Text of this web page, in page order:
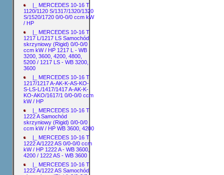
|_ MERCEDES 10-16 T
1120/1120 S/1317/1320/1320
S/1520/1720 0/0-0/0 ccm kW
/ HP
|_ MERCEDES 10-16 T
1217 L/1217 LS Samochód
skrzyniowy (Rigid) 0/0-0/0
ccm kW / HP 1217 L - WB
3200, 3600, 4200, 4800,
5200 / 1217 LS - WB 3200,
3600
|_ MERCEDES 10-16 T
1217/1217 A-AK-K-AS-KO-
S-LS-L/1417/1417 A-AK-K-
KO-AKO/1617/1 0/0-0/0 ccm
kW / HP
|_ MERCEDES 10-16 T
1222 A Samochód
skrzyniowy (Rigid) 0/0-0/0
ccm kW / HP WB 3600, 4200
|_ MERCEDES 10-16 T
1222 A/1222 AS 0/0-0/0 ccm
kW / HP 1222 A - WB 3600,
4200 / 1222 AS - WB 3600
|_ MERCEDES 10-16 T
1222 A/1222 AS Samochód